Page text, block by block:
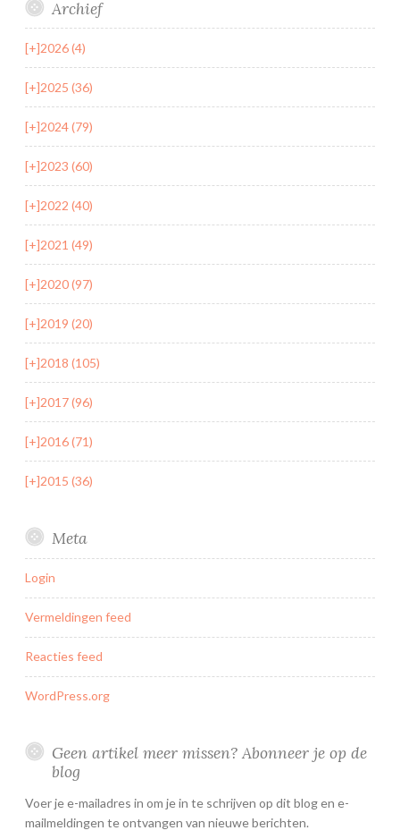
Archief
[+]2026 (4)
[+]2025 (36)
[+]2024 (79)
[+]2023 (60)
[+]2022 (40)
[+]2021 (49)
[+]2020 (97)
[+]2019 (20)
[+]2018 (105)
[+]2017 (96)
[+]2016 (71)
[+]2015 (36)
Meta
Login
Vermeldingen feed
Reacties feed
WordPress.org
Geen artikel meer missen? Abonneer je op de
blog
Voer je e-mailadres in om je in te schrijven op dit blog en e-
mailmeldingen te ontvangen van nieuwe berichten.